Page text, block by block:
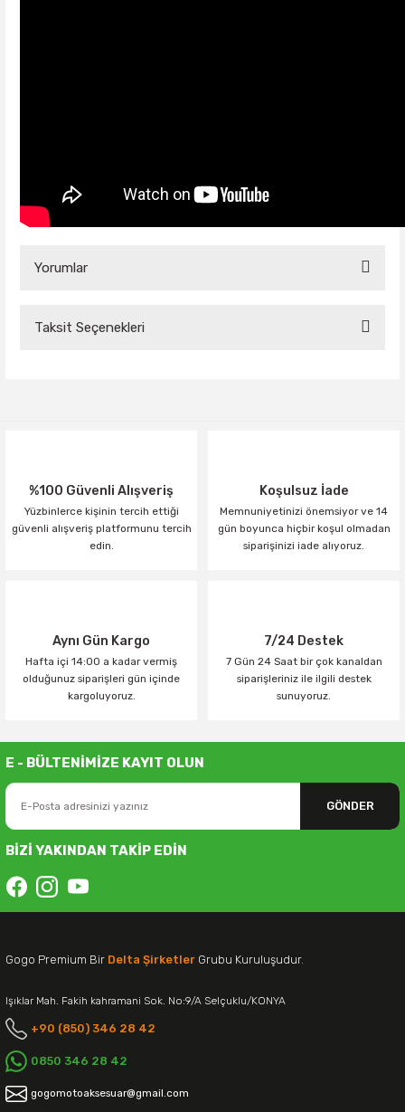
Yorumlar
Taksit Seçenekleri
%100 Güvenli Alışveriş
Yüzbinlerce kişinin tercih ettiği
güvenli alışveriş platformunu tercih
edin.
Koşulsuz İade
Memnuniyetinizi önemsiyor ve 14
gün boyunca hiçbir koşul olmadan
siparişinizi iade alıyoruz.
Aynı Gün Kargo
Hafta içi 14:00 a kadar vermiş
olduğunuz siparişleri gün içinde
kargoluyoruz.
7/24 Destek
7 Gün 24 Saat bir çok kanaldan
siparişleriniz ile ilgili destek
sunuyoruz.
E - BÜLTENİMİZE KAYIT OLUN
GÖNDER
BİZİ YAKINDAN TAKİP EDİN
Gogo Premium Bir Delta Şirketler Grubu Kuruluşudur.
Işıklar Mah. Fakih kahramani Sok. No:9/A Selçuklu/KONYA
+90 (850) 346 28 42
0850 346 28 42
gogomotoaksesuar@gmail.com